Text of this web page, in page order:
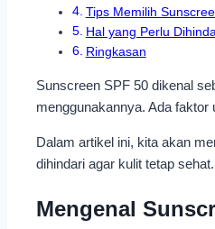
Tips Memilih
Hal yang Perlu
Ringkasan
Sunscreen SPF 50 dikenal
menggunakannya. Ada
Dalam artikel ini, kita akan
dihindari agar kulit tetap
Mengenal